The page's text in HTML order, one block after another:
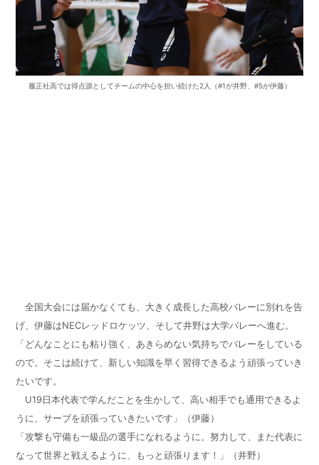
履正社高では得点源としてチームの中心を担い続けた2人（#1が井野、#5が伊藤）
全国大会には届かなくても、大きく成長した高校バレーに別れを告
げ、伊藤はNECレッドロケッツ、そして井野は大学バレーへ進む。
「どんなことにも粘り強く、あきらめない気持ちでバレーをしている
ので。そこは続けて、新しい知識を早く習得できるよう頑張っていき
たいです。
U19日本代表で学んだことを生かして、高い相手でも通用できるよ
うに、サーブを頑張っていきたいです」（伊藤）
「攻撃も守備も一級品の選手になれるように。努力して、また代表に
なって世界と戦えるように、もっと頑張ります！」（井野）